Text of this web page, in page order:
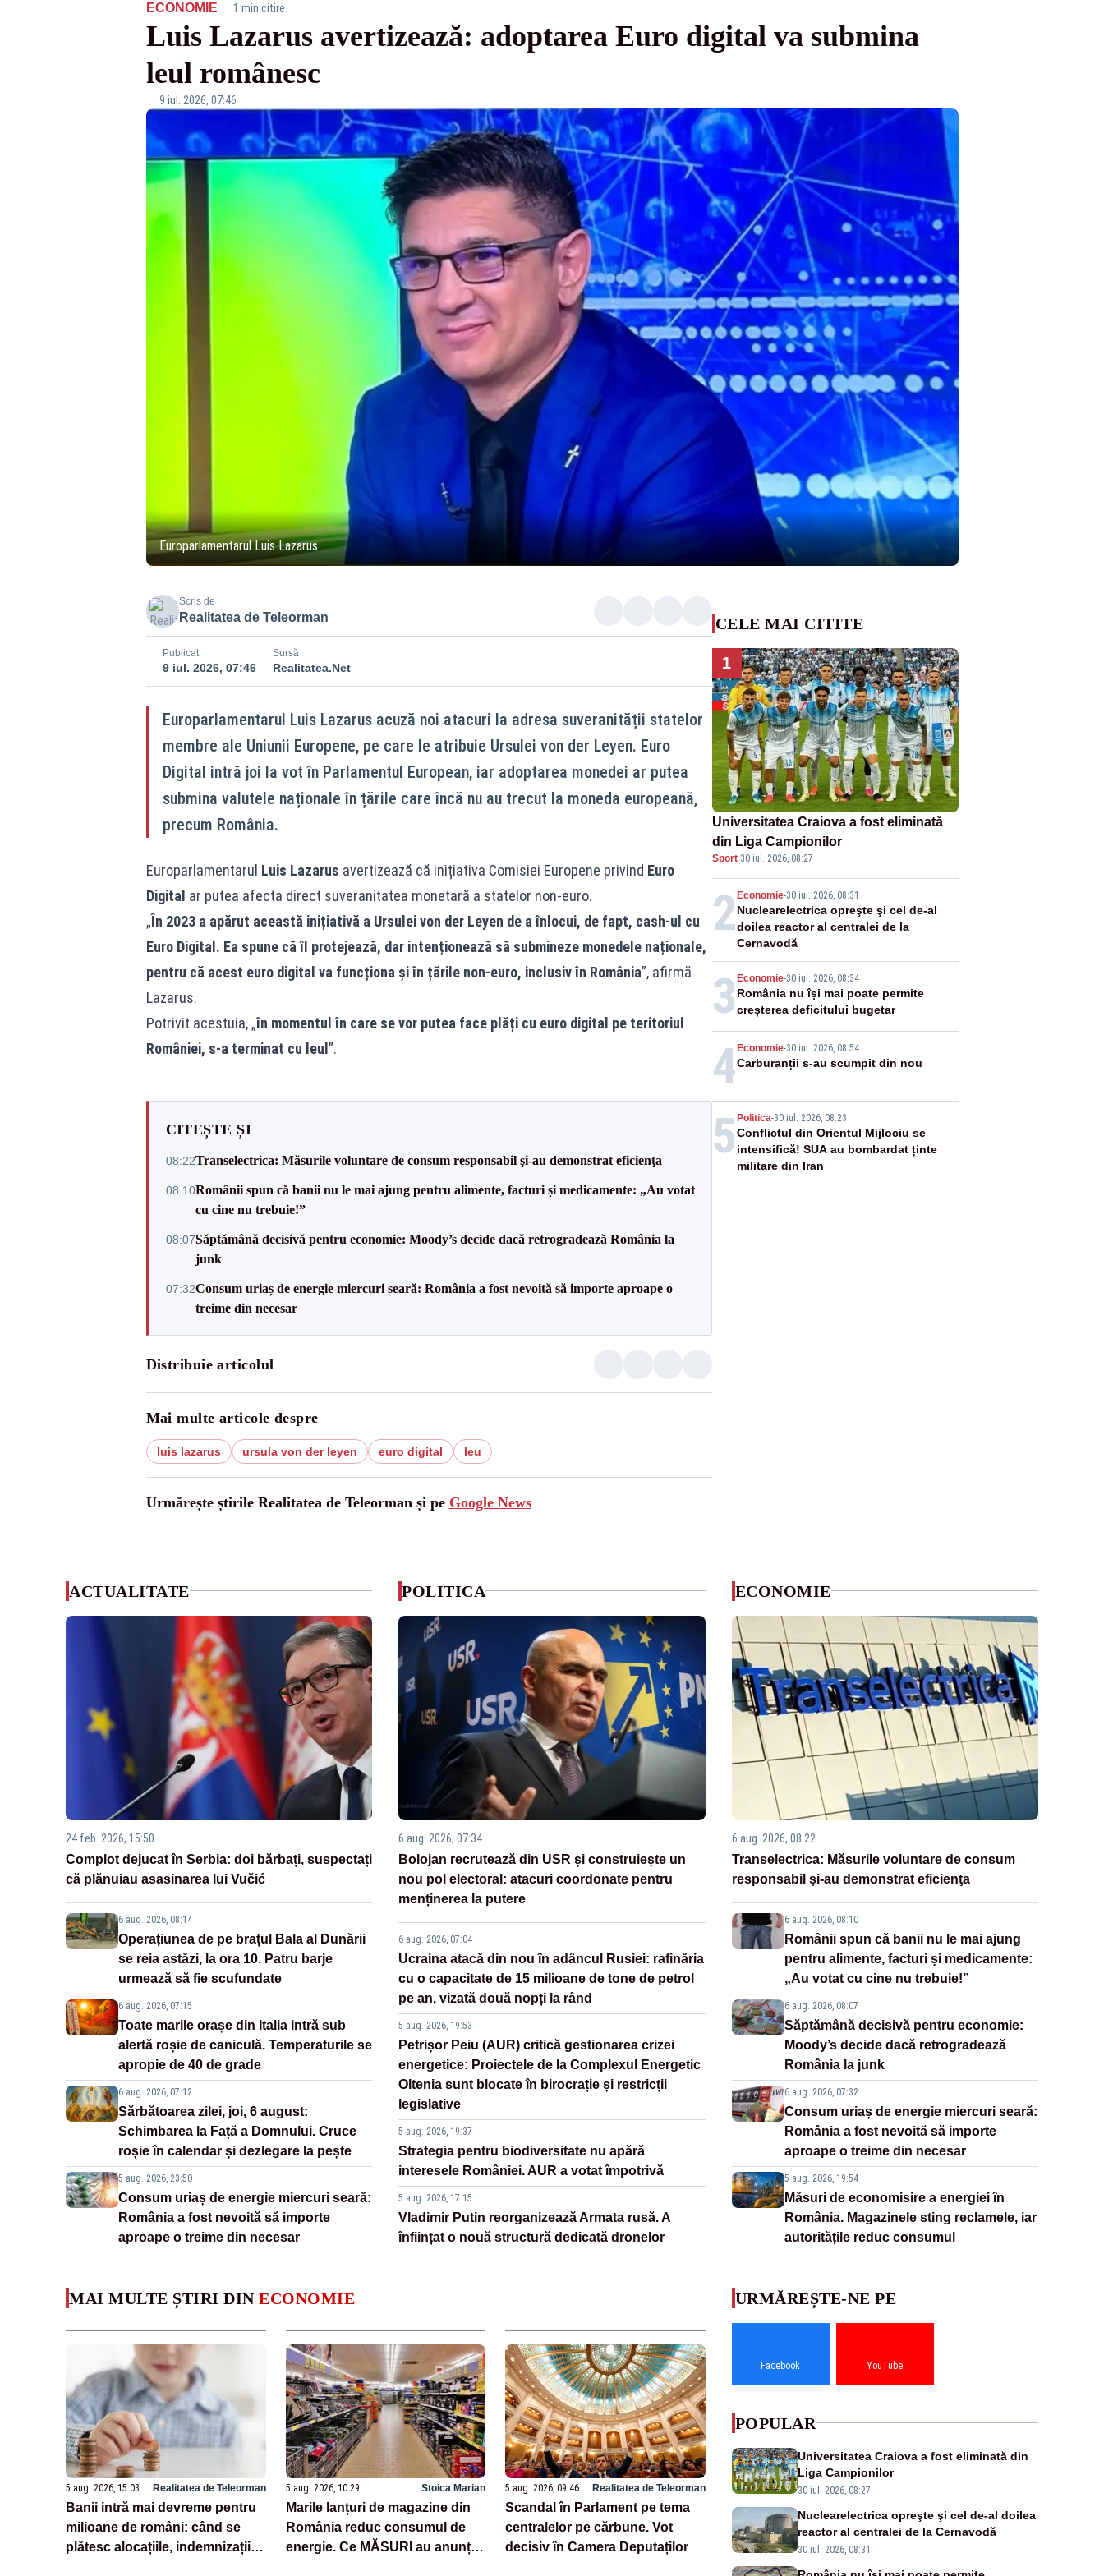
ECONOMIE· 1 min citire
Luis Lazarus avertizează: adoptarea Euro digital va submina
leul românesc
9 iul. 2026, 07:46
Europarlamentarul Luis Lazarus
Scris de
Realitatea de Teleorman
Publicat
9 iul. 2026, 07:46
Sursă
Realitatea.Net
Europarlamentarul Luis Lazarus acuză noi atacuri la adresa suveranității statelor
membre ale Uniunii Europene, pe care le atribuie Ursulei von der Leyen. Euro
Digital intră joi la vot în Parlamentul European, iar adoptarea monedei ar putea
submina valutele naționale în țările care încă nu au trecut la moneda europeană,
precum România.
Europarlamentarul Luis Lazarus avertizează că inițiativa Comisiei Europene privind Euro
Digital ar putea afecta direct suveranitatea monetară a statelor non-euro.
„În 2023 a apărut această inițiativă a Ursulei von der Leyen de a înlocui, de fapt, cash-ul cu
Euro Digital. Ea spune că îl protejează, dar intenționează să submineze monedele naționale,
pentru că acest euro digital va funcționa și în țările non-euro, inclusiv în România”, afirmă
Lazarus.
Potrivit acestuia, „în momentul în care se vor putea face plăți cu euro digital pe teritoriul
României, s-a terminat cu leul”.
CITEȘTE ȘI
08:22Transelectrica: Măsurile voluntare de consum responsabil şi-au demonstrat eficienţa
08:10Românii spun că banii nu le mai ajung pentru alimente, facturi și medicamente: „Au votat
cu cine nu trebuie!”
08:07Săptămână decisivă pentru economie: Moody’s decide dacă retrogradează România la
junk
07:32Consum uriaș de energie miercuri seară: România a fost nevoită să importe aproape o
treime din necesar
Distribuie articolul
Mai multe articole despre
luis lazarus ursula von der leyen euro digital leu
Urmărește știrile Realitatea de Teleorman și pe Google News
CELE MAI CITITE
1
Universitatea Craiova a fost eliminată
din Liga Campionilor
Sport·30 iul. 2026, 08:27
2Economie-30 iul. 2026, 08:31
Nuclearelectrica opreşte şi cel de-al
doilea reactor al centralei de la
Cernavodă
3 Economie-30 iul. 2026, 08:34
România nu își mai poate permite
creșterea deficitului bugetar
4Economie-30 iul. 2026, 08:54
Carburanții s-au scumpit din nou
5 Politica-30 iul. 2026, 08:23
Conflictul din Orientul Mijlociu se
intensifică! SUA au bombardat ținte
militare din Iran
ACTUALITATE
24 feb. 2026, 15:50
Complot dejucat în Serbia: doi bărbați, suspectați
că plănuiau asasinarea lui Vučić
6 aug. 2026, 08:14
Operațiunea de pe brațul Bala al Dunării
se reia astăzi, la ora 10. Patru barje
urmează să fie scufundate
6 aug. 2026, 07:15
Toate marile orașe din Italia intră sub
alertă roșie de caniculă. Temperaturile se
apropie de 40 de grade
6 aug. 2026, 07:12
Sărbătoarea zilei, joi, 6 august:
Schimbarea la Față a Domnului. Cruce
roșie în calendar și dezlegare la pește
5 aug. 2026, 23:50
Consum uriaș de energie miercuri seară:
România a fost nevoită să importe
aproape o treime din necesar
POLITICA
6 aug. 2026, 07:34
Bolojan recrutează din USR și construiește un
nou pol electoral: atacuri coordonate pentru
menținerea la putere
6 aug. 2026, 07:04
Ucraina atacă din nou în adâncul Rusiei: rafinăria
cu o capacitate de 15 milioane de tone de petrol
pe an, vizată două nopți la rând
5 aug. 2026, 19:53
Petrișor Peiu (AUR) critică gestionarea crizei
energetice: Proiectele de la Complexul Energetic
Oltenia sunt blocate în birocrație și restricții
legislative
5 aug. 2026, 19:37
Strategia pentru biodiversitate nu apără
interesele României. AUR a votat împotrivă
5 aug. 2026, 17:15
Vladimir Putin reorganizează Armata rusă. A
înființat o nouă structură dedicată dronelor
ECONOMIE
6 aug. 2026, 08:22
Transelectrica: Măsurile voluntare de consum
responsabil şi-au demonstrat eficienţa
6 aug. 2026, 08:10
Românii spun că banii nu le mai ajung
pentru alimente, facturi și medicamente:
„Au votat cu cine nu trebuie!”
6 aug. 2026, 08:07
Săptămână decisivă pentru economie:
Moody’s decide dacă retrogradează
România la junk
6 aug. 2026, 07:32
Consum uriaș de energie miercuri seară:
România a fost nevoită să importe
aproape o treime din necesar
5 aug. 2026, 19:54
Măsuri de economisire a energiei în
România. Magazinele sting reclamele, iar
autoritățile reduc consumul
MAI MULTE ȘTIRI DIN ECONOMIE
5 aug. 2026, 15:03 Realitatea de Teleorman
Banii intră mai devreme pentru
milioane de români: când se
plătesc alocațiile, indemnizațiile
5 aug. 2026, 10:29 Stoica Marian
Marile lanțuri de magazine din
România reduc consumul de
energie. Ce MĂSURI au anunțat
5 aug. 2026, 09:46 Realitatea de Teleorman
Scandal în Parlament pe tema
centralelor pe cărbune. Vot
decisiv în Camera Deputaților
URMĂREȘTE-NE PE
Facebook YouTube
POPULAR
Universitatea Craiova a fost eliminată din
Liga Campionilor
30 iul. 2026, 08:27
Nuclearelectrica opreşte şi cel de-al doilea
reactor al centralei de la Cernavodă
30 iul. 2026, 08:31